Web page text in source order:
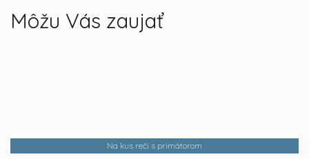
Môžu Vás zaujať
Na kus reči s primátorom